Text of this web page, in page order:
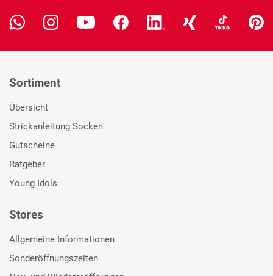
Sortiment
Übersicht
Strickanleitung Socken
Gutscheine
Ratgeber
Young Idols
Stores
Allgemeine Informationen
Sonderöffnungszeiten